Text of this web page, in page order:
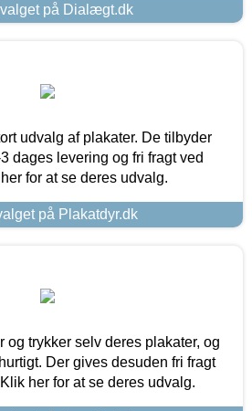
på Dialægt.dk
udvalg af plakater. De tilbyder
dages levering og fri fragt ved
for at se deres udvalg.
på Plakatdyr.dk
og trykker selv deres plakater, og
Der gives desuden fri fragt
her for at se deres udvalg.